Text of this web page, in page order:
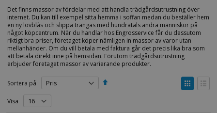
Det finns massor av fördelar med att handla trädgårdsutrustning över
internet. Du kan till exempel sitta hemma i soffan medan du beställer hem
en ny lövblås och slippa trängas med hundratals andra människor på
något köpcentrum. När du handlar hos Engrosservice får du dessutom
riktigt bra priser, företaget köper nämligen in massor av varor utan
mellanhänder. Om du vill betala med faktura går det precis lika bra som
att betala direkt inne på hemsidan. Förutom trädgårdsutrustning
erbjuder företaget massor av varierande produkter.
Sortera på
Sätt
Visa
som
Visa